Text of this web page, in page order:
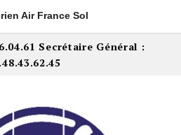
Air France Sol
Secrétaire Général :